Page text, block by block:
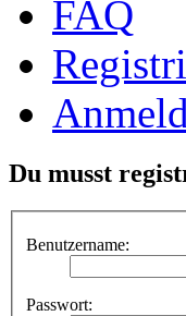
FAQ
Du musst
Benutzername:
Passwort: